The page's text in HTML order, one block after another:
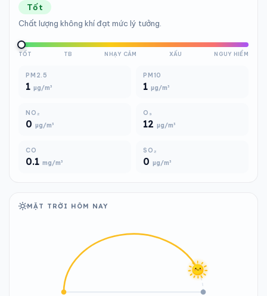
Tốt
Chất lượng không khí đạt mức lý tưởng.
TỐT TB NHẠY CẢM XẤU NGUY HIỂM
PM2.5
1 µg/m³
PM10
1 µg/m³
NO₂
0 µg/m³
O₃
12 µg/m³
CO
0.1 mg/m³
SO₂
0 µg/m³
MẶT TRỜI HÔM NAY